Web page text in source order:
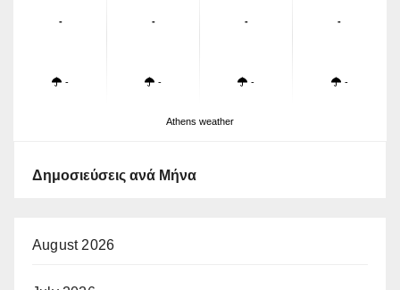
-
-
-
-
-
-
-
-
Athens weather
Δημοσιεύσεις ανά Μήνα
August 2026